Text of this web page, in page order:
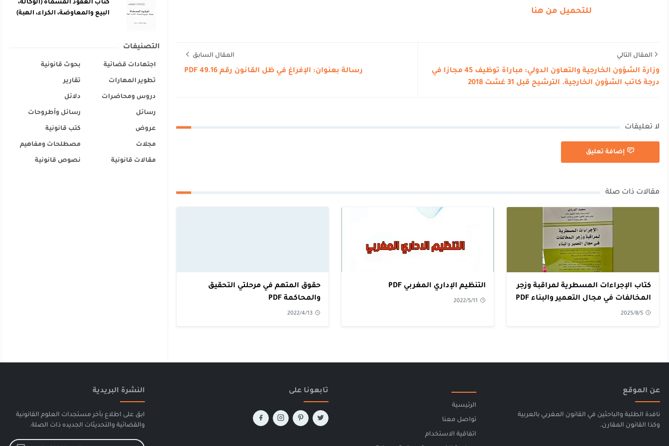
للتحميل من هنا
المقال التالي
وزارة الشؤون الخارجية والتعاون الدولي: مباراة توظيف 45 مجازا في
درجة كاتب الشؤون الخارجية. الترشيح قبل 31 غشت 2018
المقال السابق
رسالة بعنوان: الإفراغ في ظل القانون رقم 49.16 PDF
لا تعليقات
إضافة تعليق
مقالات ذات صلة
كتاب الإجراءات المسطرية لمراقبة وزجر
المخالفات في مجال التعمير والبناء PDF
2025/8/5
التنظيم الإداري المغربي PDF
2022/5/11
حقوق المتهم في مرحلتي التحقيق
والمحاكمة PDF
2022/4/13
كتاب العقود المسماة (الوكالة،
البيع والمعاوضة، الكراء، الهبة)
التصنيفات
اجتهادات قضائية بحوث قانونية
تطوير المهارات تقارير
دروس ومحاضرات دلائل
رسائل رسائل وأطروحات
عروض كتب قانونية
مجلات مصطلحات ومفاهيم
مقالات قانونية نصوص قانونية
عن الموقع
نافدة الطلبة والباحثين في القانون المغربي بالعربية
وكذا القانون المقارن.
الرئيسية
تواصل معنا
اتفاقية الاستخدام
تابعونا على النشرة البريدية
ابق على اطلاع بآخر مستجدات العلوم القانونية
والقضائية والتحديثات الجديده ذات الصلة.